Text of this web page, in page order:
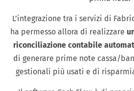
L’integrazione tra i servizi di
ha permesso allora di realizzare
riconciliazione contabile
di generare prime note cassa/
gestionali più usati e di